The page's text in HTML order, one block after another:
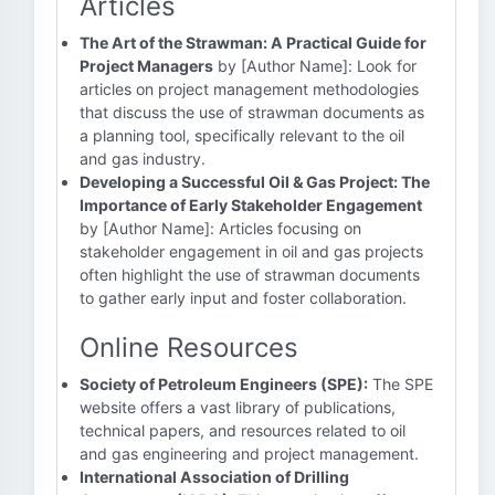
The Art of the Strawman: A Practical Guide for
Project Managers by [Author Name]: Look for
articles on project management methodologies
that discuss the use of strawman documents as
a planning tool, specifically relevant to the oil
and gas industry.
Developing a Successful Oil & Gas Project: The
Importance of Early Stakeholder Engagement
by [Author Name]: Articles focusing on
stakeholder engagement in oil and gas projects
often highlight the use of strawman documents
to gather early input and foster collaboration.
Online Resources
Society of Petroleum Engineers (SPE): The SPE
website offers a vast library of publications,
technical papers, and resources related to oil
and gas engineering and project management.
International Association of Drilling